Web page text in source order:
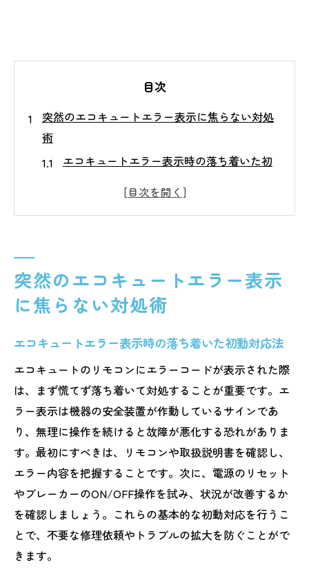
目次
突然のエコキュートエラー表示に焦らない対処
術
エコキュートエラー表示時の落ち着いた初
エコキュートのエラーコード一覧の活用法
エラー時にやってはいけない自己流対処の
注意
エコキュートエラーコードの基本的な見方
と特徴
よくあるエコキュートのエラー内容と原因
一覧
熊本県で確認される主なエラーコードの傾
向
エコキュートエラーの一覧を使った自己診
断術
突然のエコキュートエラー表示
に焦らない対処術
エコキュートエラー表示時の落ち着いた初動対応法
エコキュートのリモコンにエラーコードが表示された際
は、まず慌てず落ち着いて対処することが重要です。エ
ラー表示は機器の安全装置が作動しているサインであ
り、無理に操作を続けると故障が悪化する恐れがありま
す。最初にすべきは、リモコンや取扱説明書を確認し、
エラー内容を把握することです。次に、電源のリセット
やブレーカーのON/OFF操作を試み、状況が改善するか
を確認しましょう。これらの基本的な初動対応を行うこ
とで、不要な修理依頼やトラブルの拡大を防ぐことがで
きます。